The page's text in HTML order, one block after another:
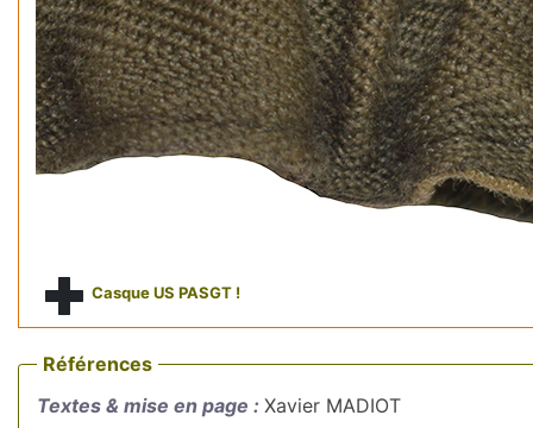
Casque US PASGT !
Références
Textes & mise en page : Xavier MADIOT